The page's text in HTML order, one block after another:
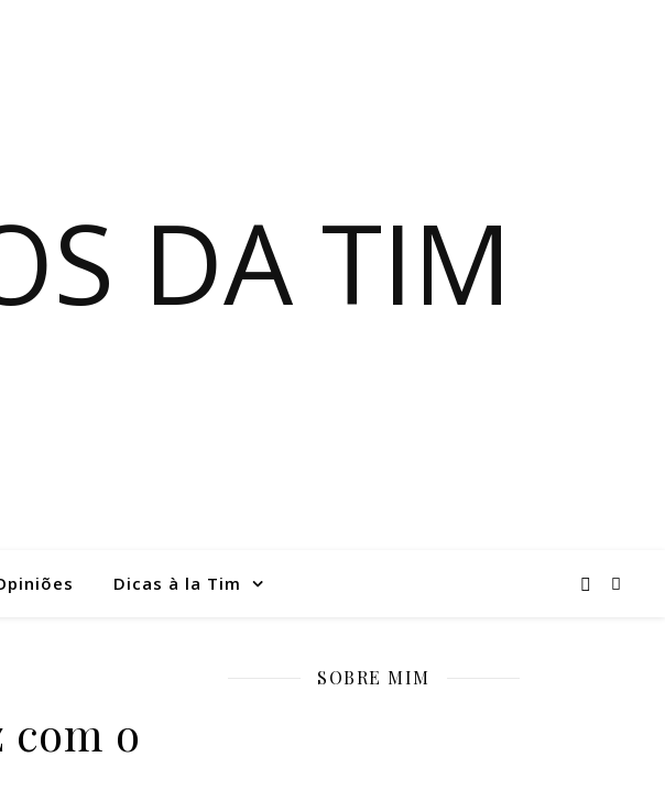
DA TIM
Dicas à la Tim
com o
SOBRE MIM